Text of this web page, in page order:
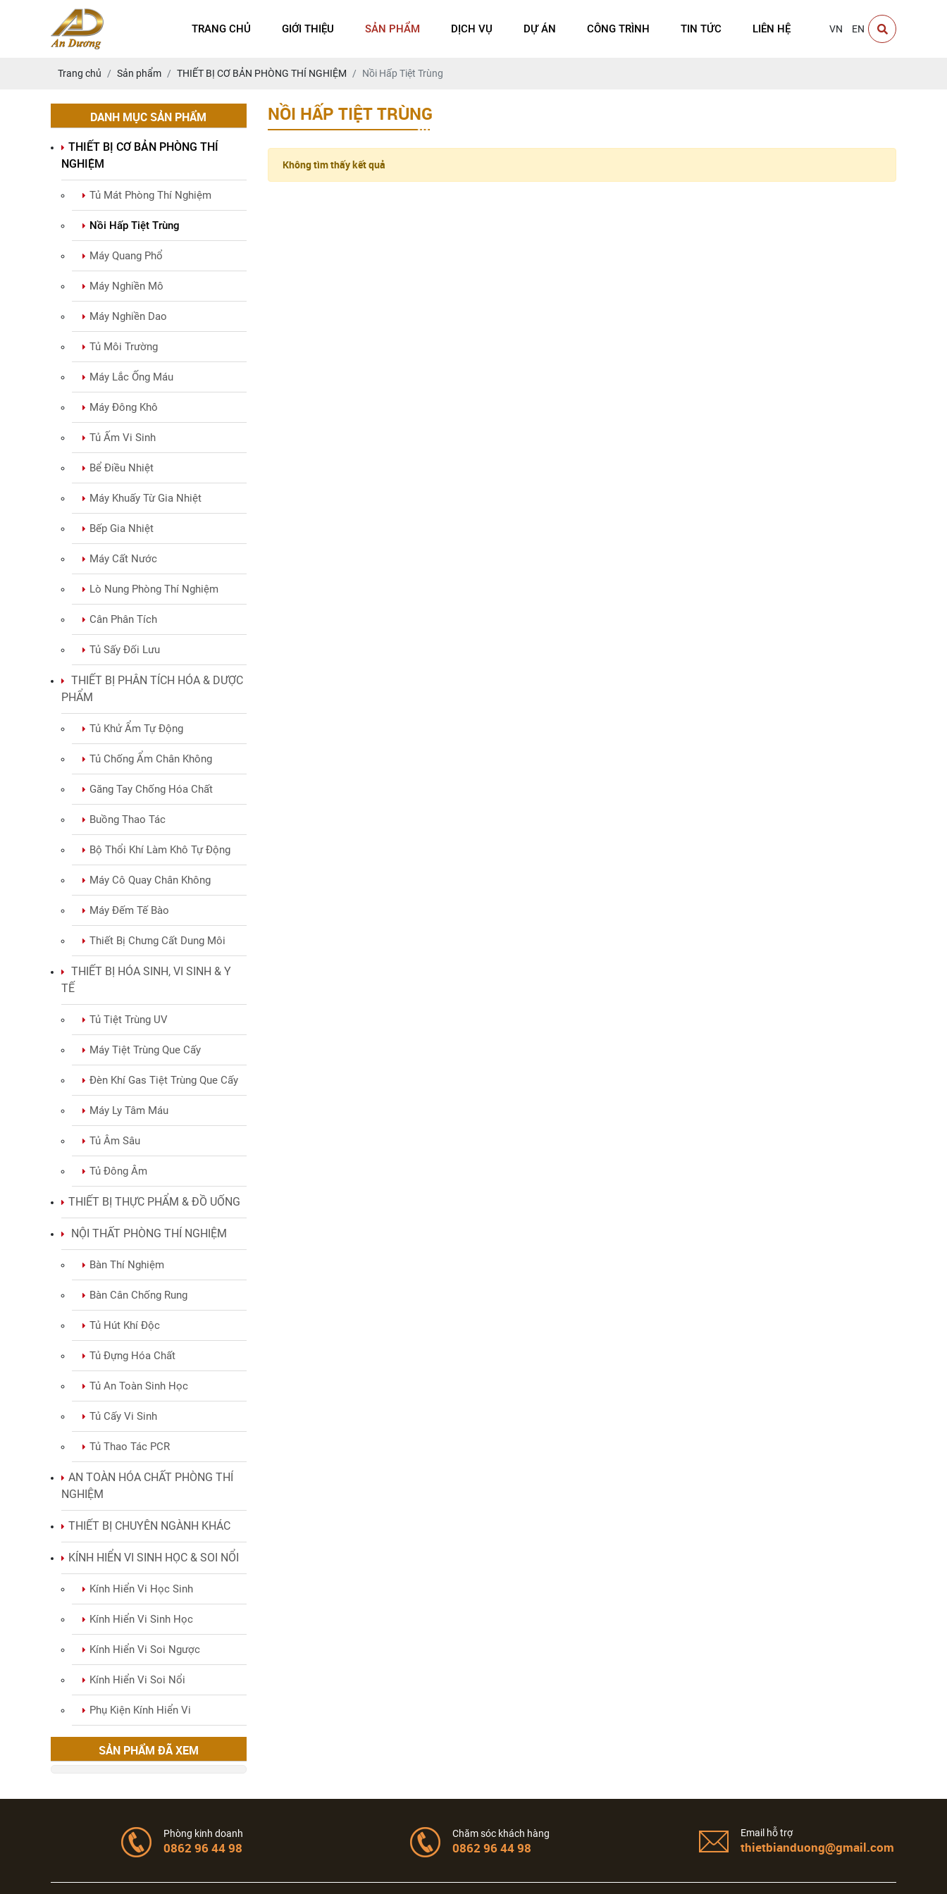
TRANG CHỦ GIỚI THIỆU SẢN PHẨM DỊCH VỤ DỰ ÁN CÔNG TRÌNH TIN TỨC LIÊN HỆ VN EN
Trang chủ Sản phẩm THIẾT BỊ CƠ BẢN PHÒNG THÍ NGHIỆM Nồi Hấp Tiệt Trùng
DANH MỤC SẢN PHẨM
THIẾT BỊ CƠ BẢN PHÒNG THÍ
NGHIỆM
Tủ Mát Phòng Thí Nghiệm
Nồi Hấp Tiệt Trùng
Máy Quang Phổ
Máy Nghiền Mô
Máy Nghiền Dao
Tủ Môi Trường
Máy Lắc Ống Máu
Máy Đông Khô
Tủ Ấm Vi Sinh
Bể Điều Nhiệt
Máy Khuấy Từ Gia Nhiệt
Bếp Gia Nhiệt
Máy Cất Nước
Lò Nung Phòng Thí Nghiệm
Cân Phân Tích
Tủ Sấy Đối Lưu
THIẾT BỊ PHÂN TÍCH HÓA & DƯỢC
PHẨM
Tủ Khử Ẩm Tự Động
Tủ Chống Ẩm Chân Không
Găng Tay Chống Hóa Chất
Buồng Thao Tác
Bộ Thổi Khí Làm Khô Tự Động
Máy Cô Quay Chân Không
Máy Đếm Tế Bào
Thiết Bị Chưng Cất Dung Môi
THIẾT BỊ HÓA SINH, VI SINH & Y
TẾ
Tủ Tiệt Trùng UV
Máy Tiệt Trùng Que Cấy
Đèn Khí Gas Tiệt Trùng Que Cấy
Máy Ly Tâm Máu
Tủ Âm Sâu
Tủ Đông Âm
THIẾT BỊ THỰC PHẨM & ĐỒ UỐNG
NỘI THẤT PHÒNG THÍ NGHIỆM
Bàn Thí Nghiệm
Bàn Cân Chống Rung
Tủ Hút Khí Độc
Tủ Đựng Hóa Chất
Tủ An Toàn Sinh Học
Tủ Cấy Vi Sinh
Tủ Thao Tác PCR
AN TOÀN HÓA CHẤT PHÒNG THÍ
NGHIỆM
THIẾT BỊ CHUYÊN NGÀNH KHÁC
KÍNH HIỂN VI SINH HỌC & SOI NỔI
Kính Hiển Vi Học Sinh
Kính Hiển Vi Sinh Học
Kính Hiển Vi Soi Ngược
Kính Hiển Vi Soi Nổi
Phụ Kiện Kính Hiển Vi
SẢN PHẨM ĐÃ XEM
NỒI HẤP TIỆT TRÙNG
Không tìm thấy kết quả
Phòng kinh doanh
0862 96 44 98
Chăm sóc khách hàng
0862 96 44 98
Email hỗ trợ
thietbianduong@gmail.com